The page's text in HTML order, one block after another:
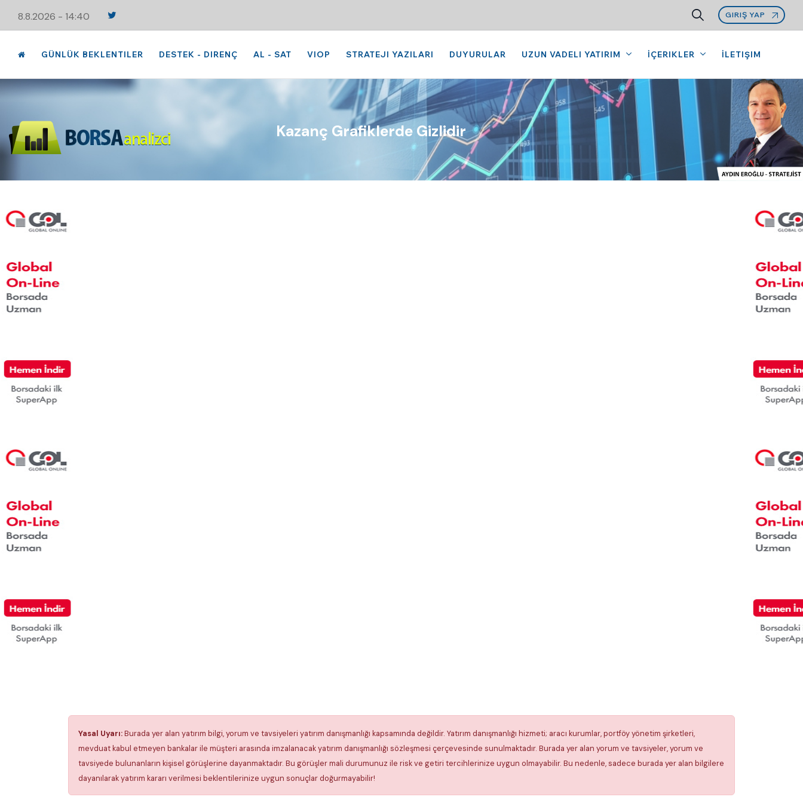
8.8.2026 - 14:40 GIRIŞ YAP
GÜNLÜK BEKLENTILER DESTEK - DIRENÇ AL - SAT VIOP STRATEJI YAZILARI DUYURULAR UZUN VADELI YATIRIM İÇERIKLER İLETIŞIM
Kazanç Grafiklerde Gizlidir
Yasal Uyarı:Burada yer alan yatırım bilgi, yorum ve tavsiyeleri yatırım danışmanlığı kapsamında değildir. Yatırım danışmanlığı hizmeti; aracı kurumlar, portföy yönetim şirketleri,
mevduat kabul etmeyen bankalar ile müşteri arasında imzalanacak yatırım danışmanlığı sözleşmesi çerçevesinde sunulmaktadır. Burada yer alan yorum ve tavsiyeler, yorum ve
tavsiyede bulunanların kişisel görüşlerine dayanmaktadır. Bu görüşler mali durumunuz ile risk ve getiri tercihlerinize uygun olmayabilir. Bu nedenle, sadece burada yer alan bilgilere
dayanılarak yatırım kararı verilmesi beklentilerinize uygun sonuçlar doğurmayabilir!